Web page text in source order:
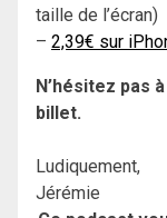
taille de l’écran)
– 2,39€ sur
N’hésitez pas
billet.
Ludiquement,
Jérémie